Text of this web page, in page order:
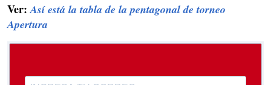
Ver:Así está la tabla de la pentagonal de torneo
Apertura